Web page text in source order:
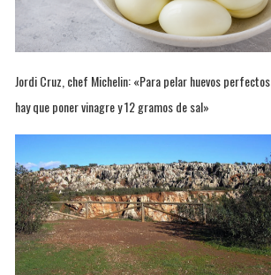
Jordi Cruz, chef Michelin: «Para pelar huevos perfectos
hay que poner vinagre y 12 gramos de sal»